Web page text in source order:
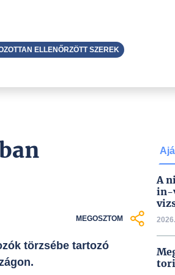
MEGOSZTOM
törzsébe tartozó
A
in-
ELLENŐRZÖTT SZEREK